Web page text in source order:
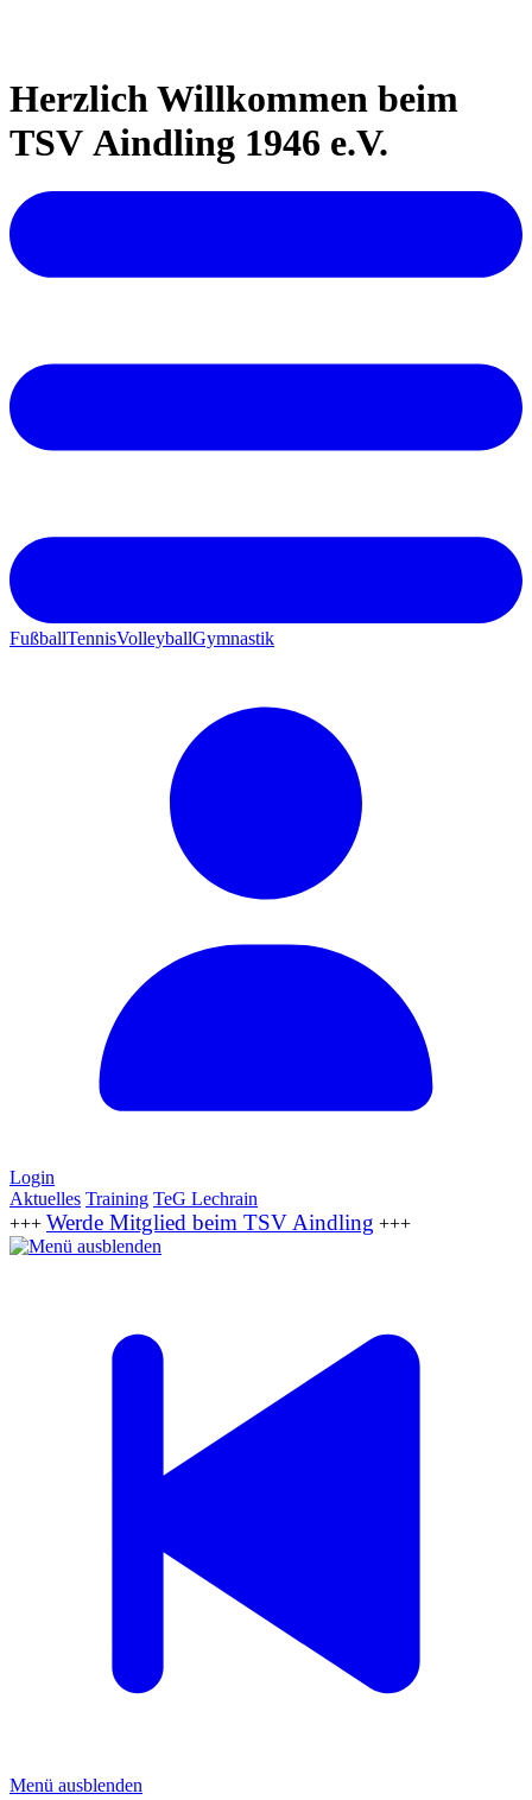
Herzlich Willkommen beim
TSV Aindling 1946 e.V.
FußballTennisVolleyballGymnastik
Login
Aktuelles Training TeG Lechrain
+++ Werde Mitglied beim TSV Aindling +++
Menü ausblenden